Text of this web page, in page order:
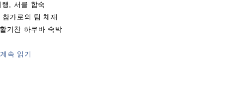
행, 서클 합숙
참가로의 팀 체재
기찬 하쿠바 숙박
계속 읽기